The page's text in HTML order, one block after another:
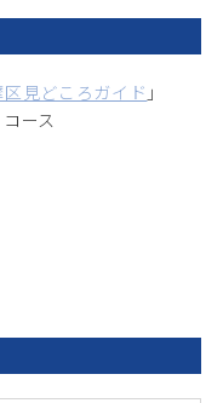
区見どころガイド 」
ース